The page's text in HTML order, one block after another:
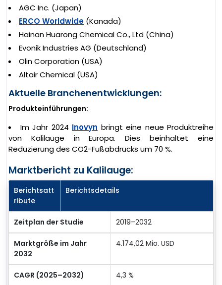
AGC Inc. (Japan)
ERCO Worldwide (Kanada)
Hainan Huarong Chemical Co., Ltd (China)
Evonik Industries AG (Deutschland)
Olin Corporation (USA)
Altair Chemical (USA)
Aktuelle Branchenentwicklungen:
Produkteinführungen:
Im Jahr 2024 Inovyn bringt eine neue Produktreihe
von Kalilauge in Europa. Dies beinhaltet eine
Reduzierung des CO2-Fußabdrucks um 70 %.
Marktbericht zu Kalilauge:
Berichtsatt
ribute
Berichtsdetails
Zeitplan der Studie 2019–2032
Marktgröße im Jahr
2032
4.174,02 Mio. USD
CAGR (2025–2032) 4,3 %